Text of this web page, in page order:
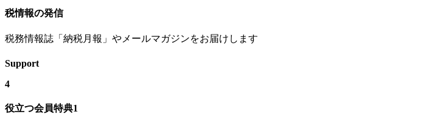
税情報の発信
税務情報誌「納税月報」やメールマガジンをお届けします
Support
4
役立つ会員特典1